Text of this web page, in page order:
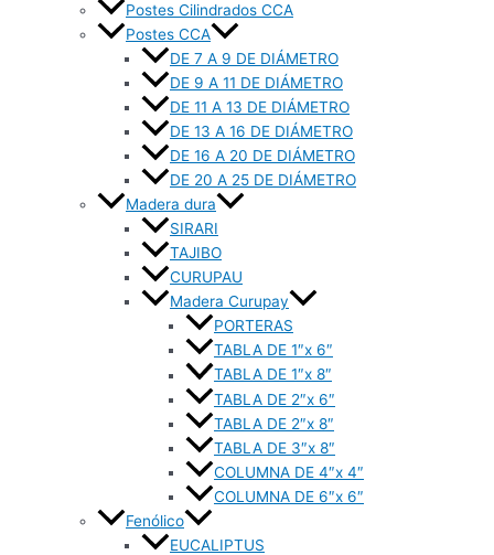
Postes Cilindrados CCA
Postes CCA
DE 7 A 9 DE DIÁMETRO
DE 9 A 11 DE DIÁMETRO
DE 11 A 13 DE DIÁMETRO
DE 13 A 16 DE DIÁMETRO
DE 16 A 20 DE DIÁMETRO
DE 20 A 25 DE DIÁMETRO
Madera dura
SIRARI
TAJIBO
CURUPAU
Madera Curupay
PORTERAS
TABLA DE 1″x 6″
TABLA DE 1″x 8″
TABLA DE 2″x 6″
TABLA DE 2″x 8″
TABLA DE 3″x 8″
COLUMNA DE 4″x 4″
COLUMNA DE 6″x 6″
Fenólico
EUCALIPTUS